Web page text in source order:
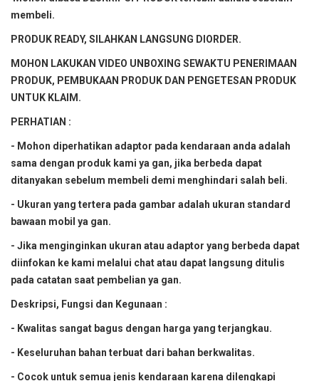
membeli.
PRODUK READY, SILAHKAN LANGSUNG DIORDER.
MOHON LAKUKAN VIDEO UNBOXING SEWAKTU PENERIMAAN
PRODUK, PEMBUKAAN PRODUK DAN PENGETESAN PRODUK
UNTUK KLAIM.
PERHATIAN :
- Mohon diperhatikan adaptor pada kendaraan anda adalah
sama dengan produk kami ya gan, jika berbeda dapat
ditanyakan sebelum membeli demi menghindari salah beli.
- Ukuran yang tertera pada gambar adalah ukuran standard
bawaan mobil ya gan.
- Jika menginginkan ukuran atau adaptor yang berbeda dapat
diinfokan ke kami melalui chat atau dapat langsung ditulis
pada catatan saat pembelian ya gan.
Deskripsi, Fungsi dan Kegunaan :
- Kwalitas sangat bagus dengan harga yang terjangkau.
- Keseluruhan bahan terbuat dari bahan berkwalitas.
- Cocok untuk semua jenis kendaraan karena dilengkapi